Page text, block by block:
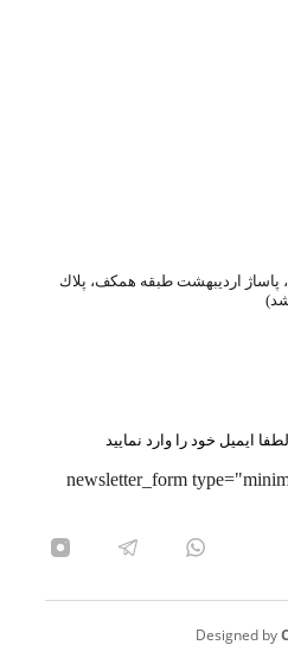
پاساژ ارديبهشت طبقه همكف، پلاك
ایمیل خود را وارد نمایید
[newsletter_form
Designed by